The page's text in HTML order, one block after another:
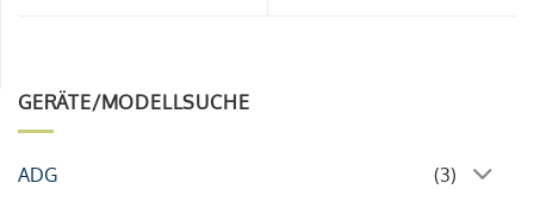
GERÄTE/MODELLSUCHE
ADG
(3)